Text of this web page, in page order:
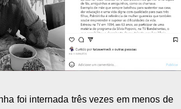
foi internada três vezes em menos de